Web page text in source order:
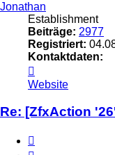
Jonathan
Establishment
Beiträge: 2977
Registriert:
Kontaktdaten:
von
Jonathan
Website
Re: [ZfxAction